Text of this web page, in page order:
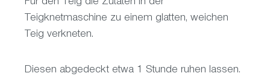
Für den Teig die Zutaten in der
Teigknetmaschine zu einem glatten, weichen
Teig verkneten.
Diesen abgedeckt etwa 1 Stunde ruhen lassen.